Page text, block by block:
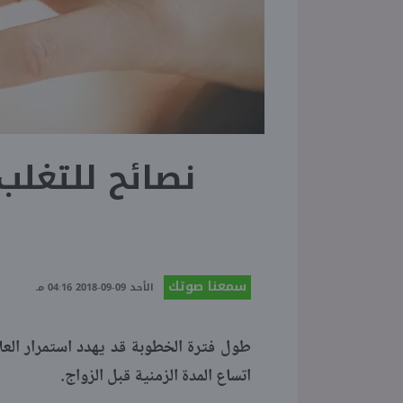
نصائح
سمعنا صوتك الأحد 09-09-2018 04:16 مـ
طول فترة الخطوبة قد يهدد استمرار
اتساع المدة الزمنية قبل الزواج.